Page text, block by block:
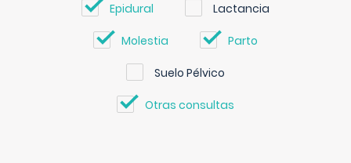
Epidural Lactancia
Molestia Parto
Suelo Pélvico
Otras consultas